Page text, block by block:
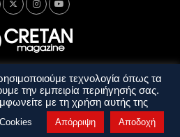
Απορρήτου
Όροι Χρήσης
και Προϋποθέσεις
τεχνολογία όπως τα
την εμπειρία περιήγησής σας.
με τη χρήση αυτής της
Απόρριψη Αποδοχή